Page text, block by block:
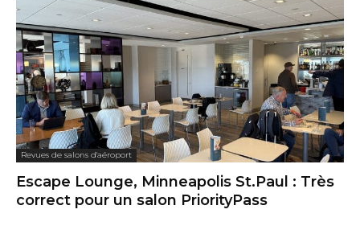
Revues de salons d'aéroport
Escape Lounge, Minneapolis St.Paul : Très
correct pour un salon PriorityPass